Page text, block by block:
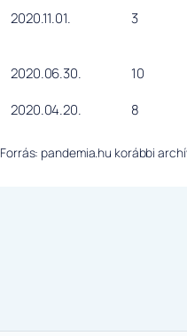
2020.11.01. 3
2020.06.30. 10
2020.04.20.
8
Forrás: pandemia.hu korábbi